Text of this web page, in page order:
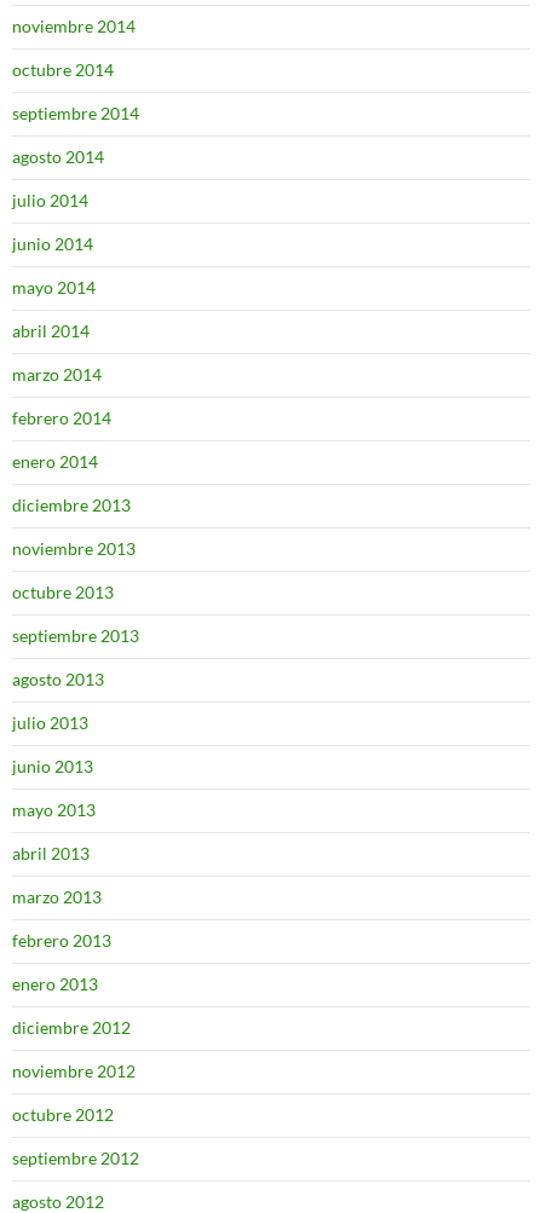
noviembre 2014
octubre 2014
septiembre 2014
agosto 2014
julio 2014
junio 2014
mayo 2014
abril 2014
marzo 2014
febrero 2014
enero 2014
diciembre 2013
noviembre 2013
octubre 2013
septiembre 2013
agosto 2013
julio 2013
junio 2013
mayo 2013
abril 2013
marzo 2013
febrero 2013
enero 2013
diciembre 2012
noviembre 2012
octubre 2012
septiembre 2012
agosto 2012